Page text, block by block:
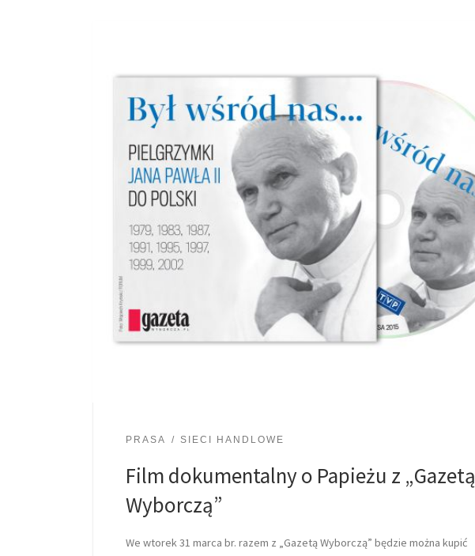
PRASA SIECI HANDLOWE
Film dokumentalny o Papieżu z „Gazetą
Wyborczą”
We wtorek 31 marca br. razem z „Gazetą Wyborczą” będzie można kupić